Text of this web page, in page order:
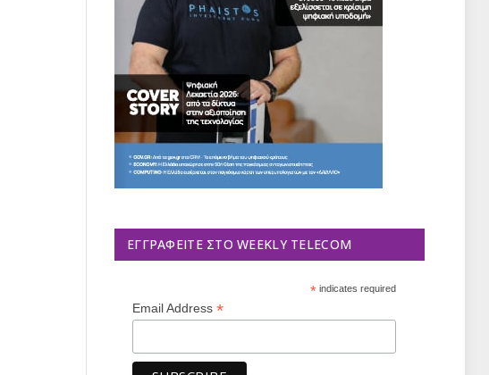
ΕΓΓΡΑΦΕΊΤΕ ΣΤΟ WEEKLY TELECOM
*indicates required
Email Address *